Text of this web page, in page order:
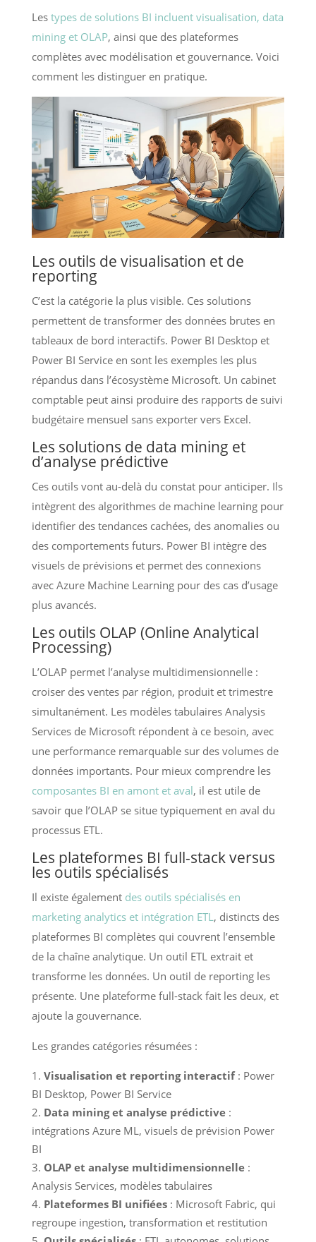
Les types de solutions BI incluent visualisation, data
mining et OLAP, ainsi que des plateformes
complètes avec modélisation et gouvernance. Voici
comment les distinguer en pratique.
Les outils de visualisation et de
reporting
C’est la catégorie la plus visible. Ces solutions
permettent de transformer des données brutes en
tableaux de bord interactifs. Power BI Desktop et
Power BI Service en sont les exemples les plus
répandus dans l’écosystème Microsoft. Un cabinet
comptable peut ainsi produire des rapports de suivi
budgétaire mensuel sans exporter vers Excel.
Les solutions de data mining et
d’analyse prédictive
Ces outils vont au-delà du constat pour anticiper. Ils
intègrent des algorithmes de machine learning pour
identifier des tendances cachées, des anomalies ou
des comportements futurs. Power BI intègre des
visuels de prévisions et permet des connexions
avec Azure Machine Learning pour des cas d’usage
plus avancés.
Les outils OLAP (Online Analytical
Processing)
L’OLAP permet l’analyse multidimensionnelle :
croiser des ventes par région, produit et trimestre
simultanément. Les modèles tabulaires Analysis
Services de Microsoft répondent à ce besoin, avec
une performance remarquable sur des volumes de
données importants. Pour mieux comprendre les
composantes BI en amont et aval, il est utile de
savoir que l’OLAP se situe typiquement en aval du
processus ETL.
Les plateformes BI full-stack versus
les outils spécialisés
Il existe également des outils spécialisés en
marketing analytics et intégration ETL , distincts des
plateformes BI complètes qui couvrent l’ensemble
de la chaîne analytique. Un outil ETL extrait et
transforme les données. Un outil de reporting les
présente. Une plateforme full-stack fait les deux, et
ajoute la gouvernance.
Les grandes catégories résumées :
Visualisation et reporting interactif: Power
BI Desktop, Power BI Service
Data mining et analyse prédictive:
intégrations Azure ML, visuels de prévision Power
BI
OLAP et analyse multidimensionnelle:
Analysis Services, modèles tabulaires
Plateformes BI unifiées: Microsoft Fabric, qui
regroupe ingestion, transformation et restitution